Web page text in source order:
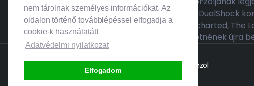
nem tárolnak személyes információkat. Az
oldalon történő továbblépéssel elfogadja a
cookie-k használatát!
Adatvédelmi nyilatkozat
Elfogadom
tartalmazzák a Playstation 3 gépet, DualShock
legkeresettebb címek - mint az Uncharted, The
szettek ideálisak azoknak, akik szeretnének újra
© 2026 Minden jog fenntartva - Best Konzol